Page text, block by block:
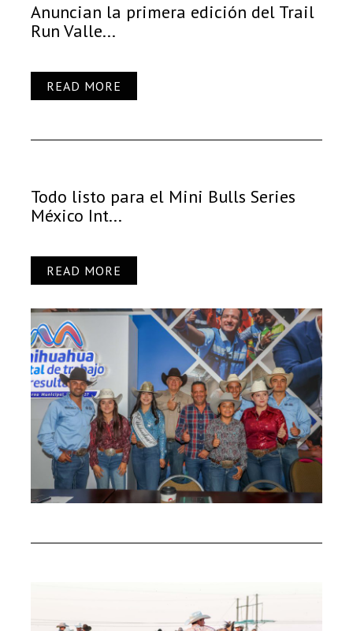
Anuncian la primera edición del Trail
Run Valle...
READ MORE
Todo listo para el Mini Bulls Series
México Int...
READ MORE